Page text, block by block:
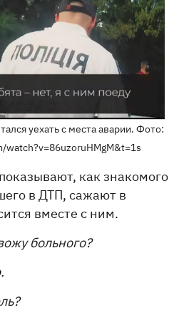
уехать с места аварии. Фото:
watch?v=86uzoruHMgM&t=1s
как знакомого
в ДТП, сажают в
вместе с ним.
больного?